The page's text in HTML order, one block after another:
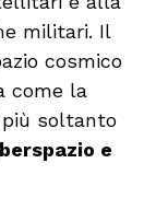
militari. Il
cosmico
come la
più soltanto
e